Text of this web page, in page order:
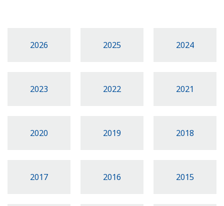
2026 2025 2024
2023 2022 2021
2020 2019 2018
2017 2016 2015